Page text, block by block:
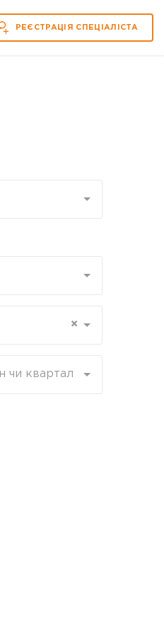
РЕЄСТРАЦІЯ СПЕЦІАЛІСТА
×
чи квартал